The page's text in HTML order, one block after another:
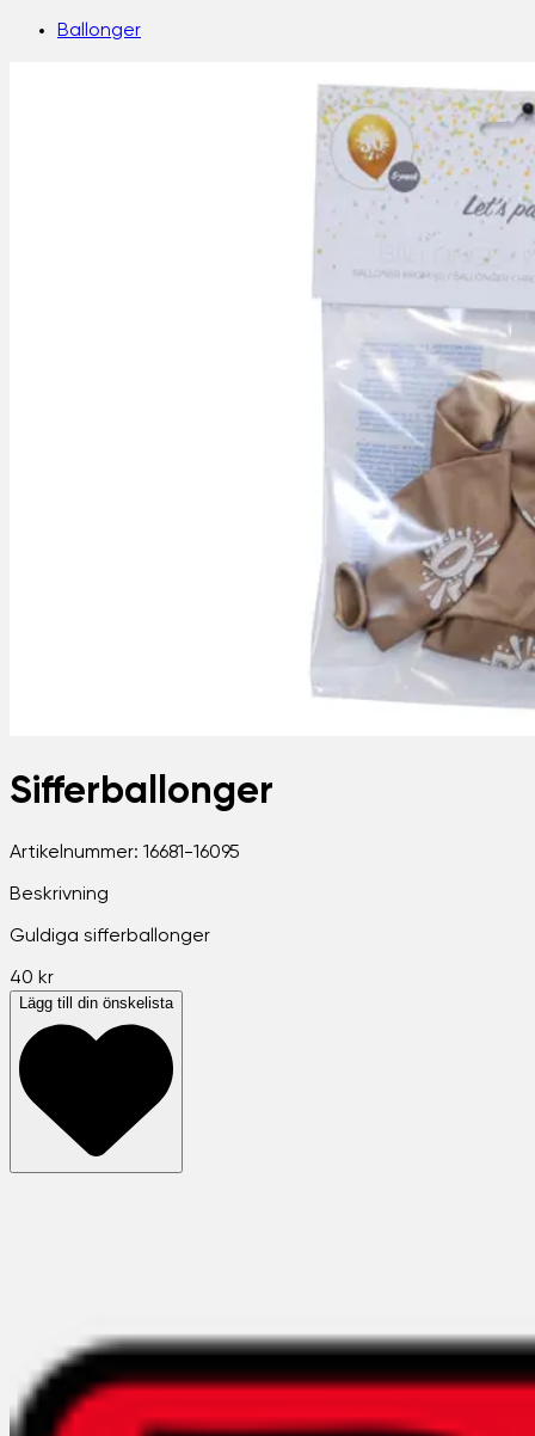
Ballonger
Sifferballonger
Artikelnummer: 16681-16095
Beskrivning
Guldiga sifferballonger
40 kr
Lägg till din önskelista